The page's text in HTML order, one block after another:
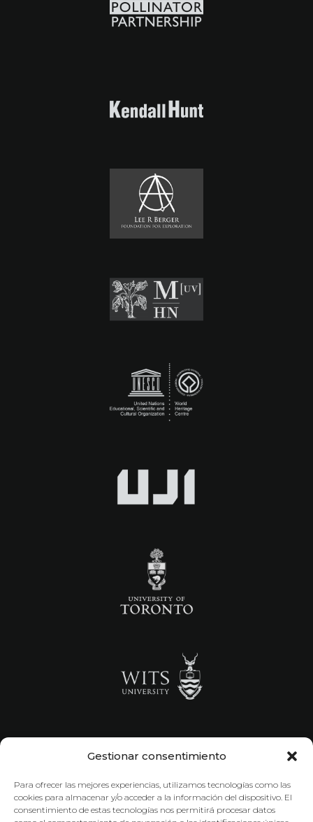
Gestionar consentimiento
Para ofrecer las mejores experiencias, utilizamos tecnologías como las
cookies para almacenar y/o acceder a la información del dispositivo. El
consentimiento de estas tecnologías nos permitirá procesar datos